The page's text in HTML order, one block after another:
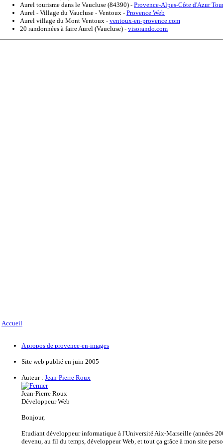
Aurel tourisme dans le Vaucluse (84390) - Provence-Alpes-Côte d'Azur
Aurel - Village du Vaucluse - Ventoux - Provence Web
Aurel village du Mont Ventoux - ventoux-en-provence.com
20 randonnées à faire Aurel (Vaucluse) - visorando.com
Accueil
A propos de provence-en-images
Site web publié en juin 2005
Auteur : Jean-Pierre Roux
Jean-Pierre Roux
Développeur Web
Bonjour,
Etudiant développeur informatique à l'Université Aix-Marseille (années
devenu, au fil du temps, développeur Web, et tout ça grâce à mon site